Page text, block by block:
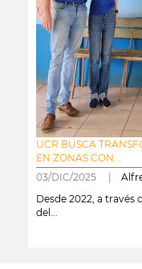
UCR BUSCA
EN ZONAS CON...
03/DIC/2025 |
Desde 2022, a través
del...